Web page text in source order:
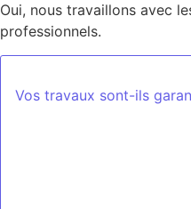
Oui, nous travaillons avec
professionnels.
Vos travaux sont-ils